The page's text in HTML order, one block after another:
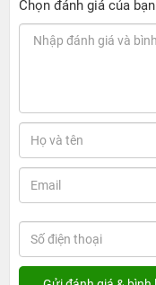
Chọn đánh giá của bạn